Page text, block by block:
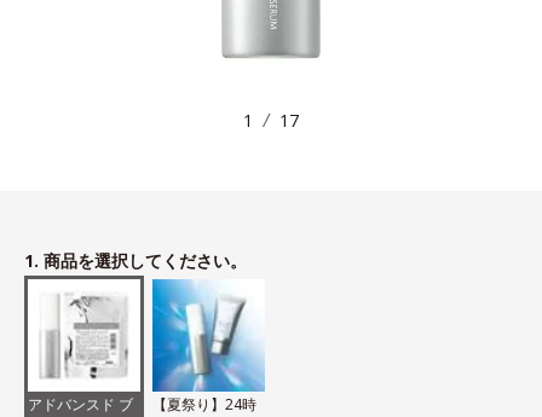
1 17
1. 商品を選択してください。
アドバンスド ブ
【夏祭り】24時